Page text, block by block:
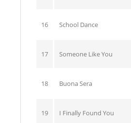
16 School Dance
17 Someone Like You
18 Buona Sera
19 I Finally Found You